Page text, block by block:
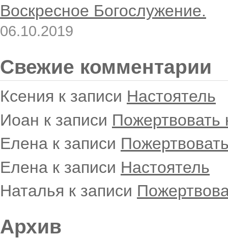
Воскресное Богослужение.
06.10.2019
Свежие комментарии
Ксения к записи Настоятель
Иоан к записи Пожертвовать
Елена к записи
Елена к записи Настоятель
Наталья к записи
Архив